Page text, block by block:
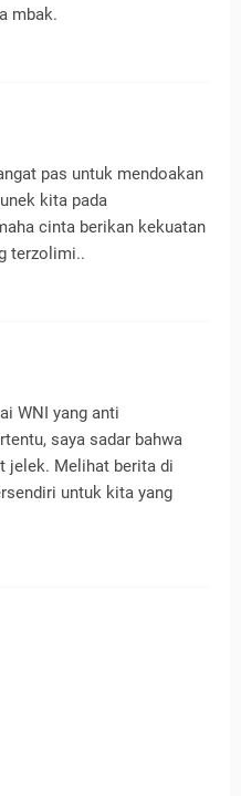
mbak.
pas untuk mendoakan
kita pada
cinta berikan kekuatan
terzolimi..
WNI yang anti
saya sadar bahwa
jelek. Melihat berita di
untuk kita yang